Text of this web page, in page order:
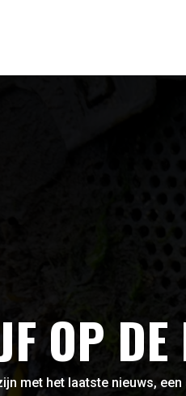
OP DE
met het laatste nieuws,